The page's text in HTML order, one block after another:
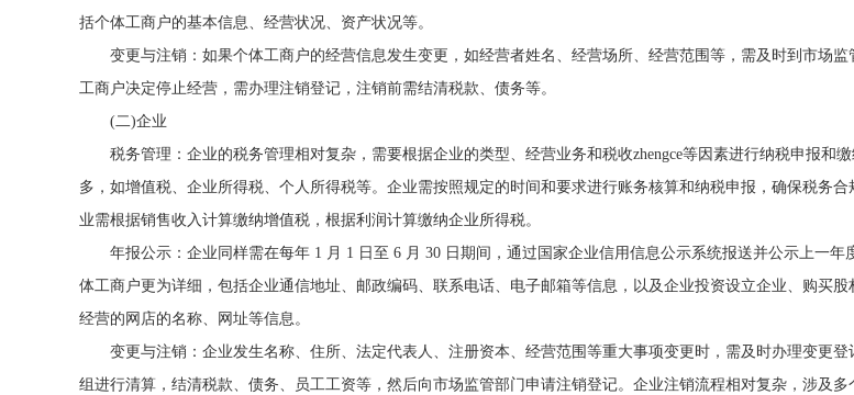
括个体工商户的基本信息、经营状况、资产状况等。
变更与注销：如果个体工商户的经营信息发生变更，如经营者姓名、经营场所、经营范围等，需及时到市场
工商户决定停止经营，需办理注销登记，注销前需结清税款、债务等。
(二)企业
税务管理：企业的税务管理相对复杂，需要根据企业的类型、经营业务和税收zhengce等因素进行纳税申报和
多，如增值税、企业所得税、个人所得税等。企业需按照规定的时间和要求进行账务核算和纳税申报，确保税务
业需根据销售收入计算缴纳增值税，根据利润计算缴纳企业所得税。
年报公示：企业同样需在每年 1 月 1 日至 6 月 30 日期间，通过国家企业信用信息公示系统报送并公示上一年
体工商户更为详细，包括企业通信地址、邮政编码、联系电话、电子邮箱等信息，以及企业投资设立企业、购买
经营的网店的名称、网址等信息。
变更与注销：企业发生名称、住所、法定代表人、注册资本、经营范围等重大事项变更时，需及时办理变更
组进行清算，结清税款、债务、员工工资等，然后向市场监管部门申请注销登记。企业注销流程相对复杂，涉及多